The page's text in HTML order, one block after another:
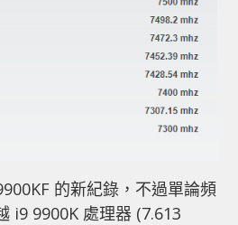
的新紀錄，不過單論頻
i9 9900K 處理器 (7.613